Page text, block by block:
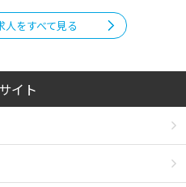
をすべて見る
イト